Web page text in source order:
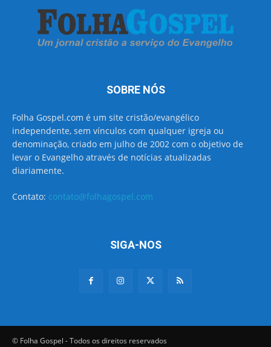
SOBRE NÓS
Folha Gospel.com é um site cristão/evangélico
independente, sem vínculos com qualquer igreja ou
denominação, criado em julho de 2002 com o objetivo de
levar o Evangelho através de notícias atualizadas
diariamente.
Contato: contato@folhagospel.com
SIGA-NOS
© Folha Gospel - Todos os direitos reservados